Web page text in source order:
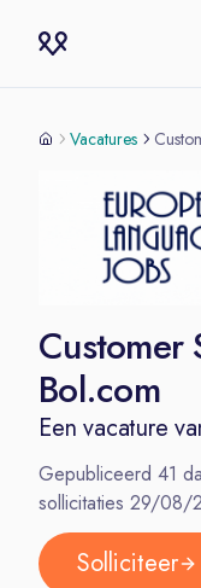
Vacatures
Customer
Bol.com
Een vacature
Gepubliceerd 41
sollicitaties 29/08/
Solliciteer